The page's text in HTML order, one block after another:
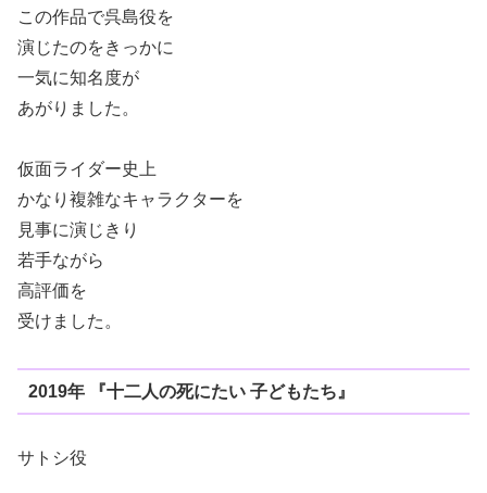
この作品で呉島役を
演じたのをきっかに
一気に知名度が
あがりました。
仮面ライダー史上
かなり複雑なキャラクターを
見事に演じきり
若手ながら
高評価を
受けました。
2019年 『十二人の死にたい 子どもたち』
サトシ役